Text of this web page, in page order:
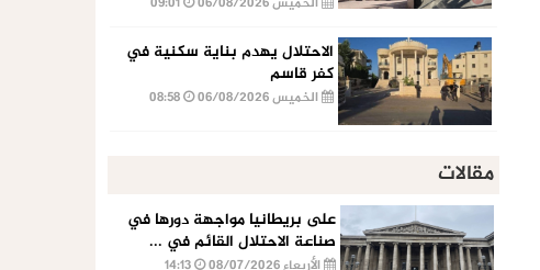
الاحتلال يهدم بناية سكنية في
كفر قاسم
الخميس 06/08/2026
مقالات
على بريطانيا مواجهة دورها في
صناعة الاحتلال القائم في ...